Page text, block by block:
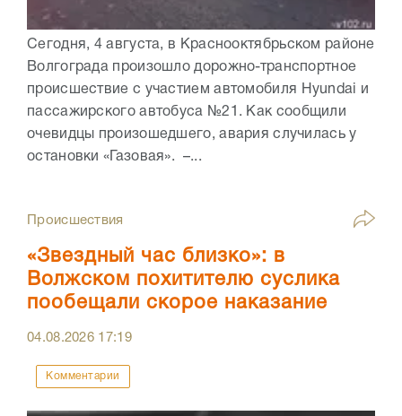
Сегодня, 4 августа, в Краснооктябрьском районе
Волгограда произошло дорожно-транспортное
происшествие с участием автомобиля Hyundai и
пассажирского автобуса №21. Как сообщили
очевидцы произошедшего, авария случилась у
остановки «Газовая». –...
Происшествия
«Звездный час близко»: в
Волжском похитителю суслика
пообещали скорое наказание
04.08.2026 17:19
Комментарии